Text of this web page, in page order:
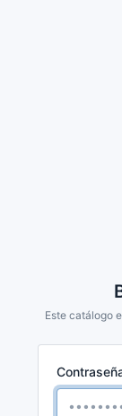
Este catálogo